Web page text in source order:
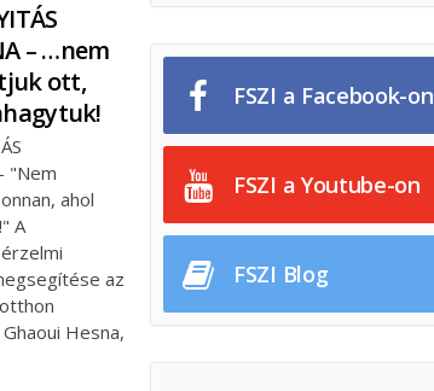
– …nem
ott,
"Nem
ahol
A
az
Hesna,
FSZI a Facebook-on
FSZI a Youtube-on
FSZI Blog